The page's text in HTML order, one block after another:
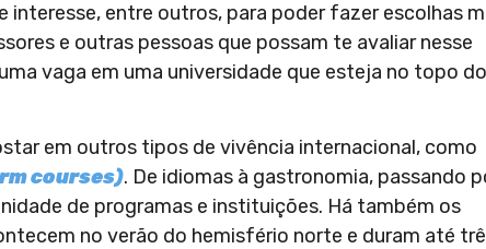
interesse, entre outros, para poder fazer escolhas
e outras pessoas que possam te avaliar nesse
vaga em uma universidade que esteja no topo
em outros tipos de vivência internacional, como
courses). De idiomas à gastronomia, passando
de programas e instituições. Há também os
no verão do hemisfério norte e duram até